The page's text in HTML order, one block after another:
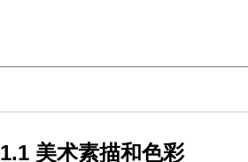
1.1 美术素描和色彩